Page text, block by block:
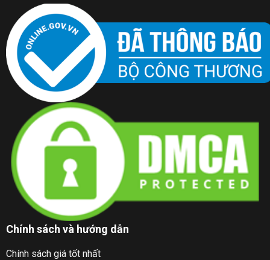
Phiên bản Gaming màu trắng cá tính
Như vậy, phiên bản Ergohuman Gaming X9
là sự lựa chọn
cho những ai muốn một chiếc
Ergohumandành riêng cho
game thủ!
Tại sao nên muaghế Ergohuman Gaming X9
DandiHome?
Chính sách và hướng dẫn
Chính sách giá tốt nhất